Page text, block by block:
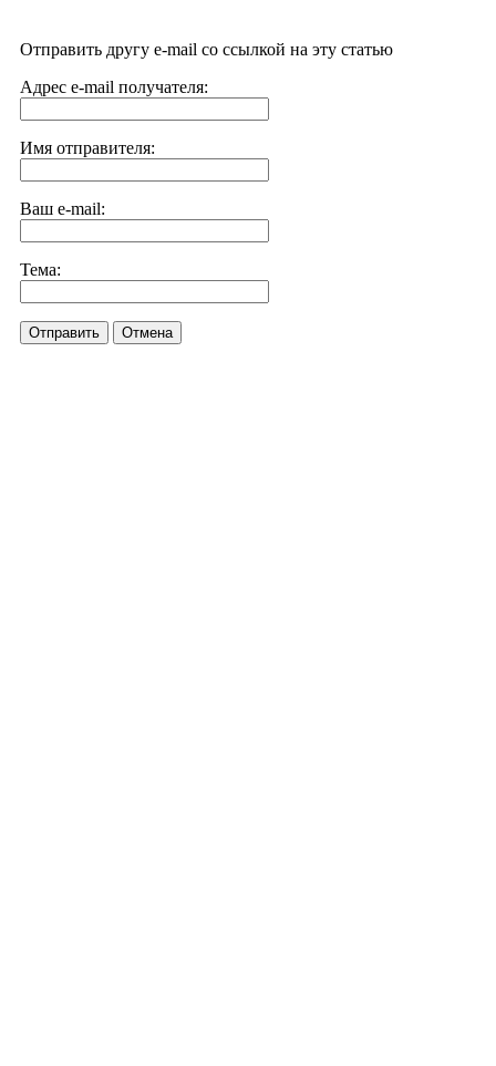
Отправить другу e-mail со ссылкой на эту статью
Адрес e-mail получателя:
Имя отправителя:
Ваш e-mail:
Тема:
Отправить Отмена